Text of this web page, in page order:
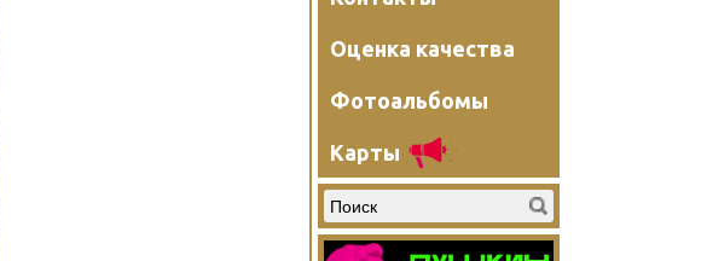
Оценка качества
Фотоальбомы
Карты